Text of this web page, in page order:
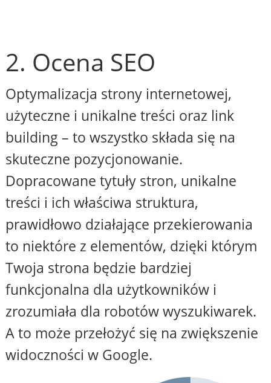
2. Ocena SEO
Optymalizacja strony internetowej,
użyteczne i unikalne treści oraz link
building – to wszystko składa się na
skuteczne pozycjonowanie.
Dopracowane tytuły stron, unikalne
treści i ich właściwa struktura,
prawidłowo działające przekierowania
to niektóre z elementów, dzięki którym
Twoja strona będzie bardziej
funkcjonalna dla użytkowników i
zrozumiała dla robotów wyszukiwarek.
A to może przełożyć się na zwiększenie
widoczności w Google.